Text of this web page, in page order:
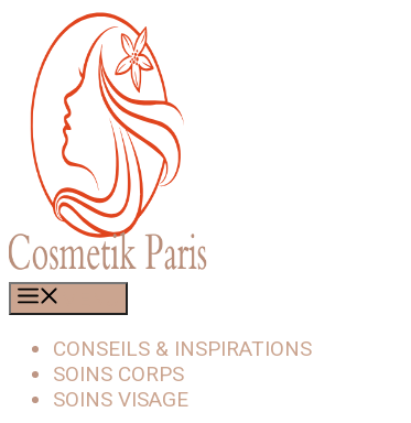
contenu
CONSEILS & INSPIRATIONS
SOINS CORPS
SOINS VISAGE